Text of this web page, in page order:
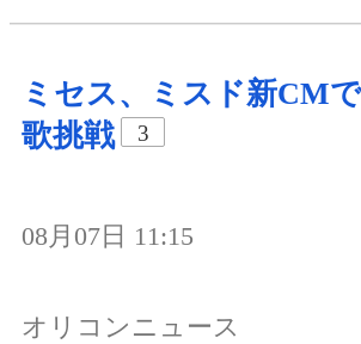
ミセス、ミスド新CM
歌挑戦
3
08月07日 11:15
オリコンニュース